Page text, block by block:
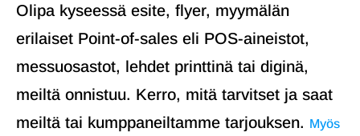
Olipa kyseessä esite, flyer, myymälän
erilaiset Point-of-sales eli POS-aineistot,
messuosastot, lehdet printtinä tai diginä,
meiltä onnistuu. Kerro, mitä tarvitset ja saat
meiltä tai kumppaneiltamme tarjouksen. Myös